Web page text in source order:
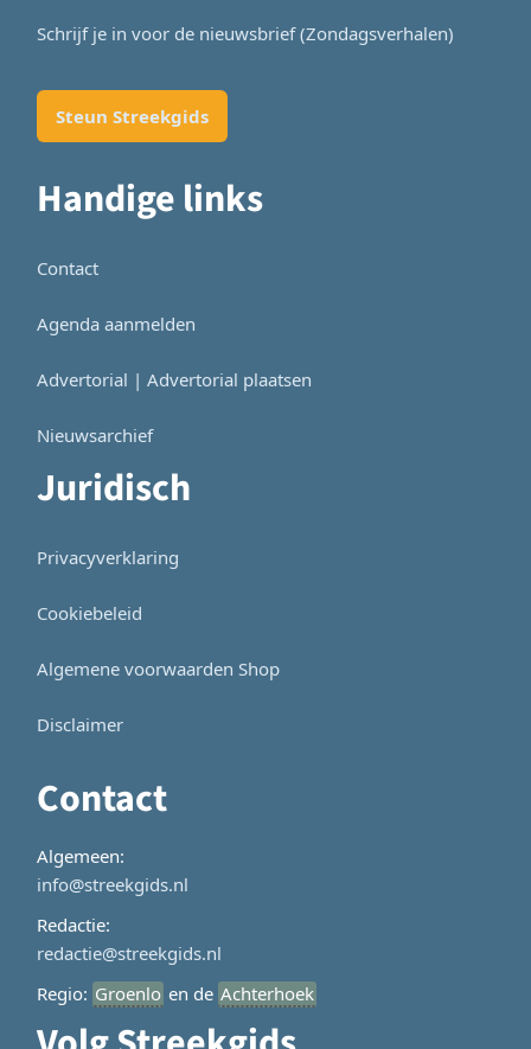
Schrijf je in voor de nieuwsbrief (Zondagsverhalen)
Steun Streekgids
Handige links
Contact
Agenda aanmelden
Advertorial | Advertorial plaatsen
Nieuwsarchief
Juridisch
Privacyverklaring
Cookiebeleid
Algemene voorwaarden Shop
Disclaimer
Contact
Algemeen:
info@streekgids.nl
Redactie:
redactie@streekgids.nl
Regio: Groenlo en de Achterhoek